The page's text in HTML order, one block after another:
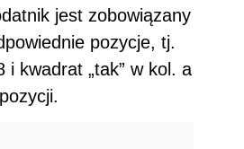
jest zobowiązany
pozycje, tj.
i kwadrat „tak” w kol. a